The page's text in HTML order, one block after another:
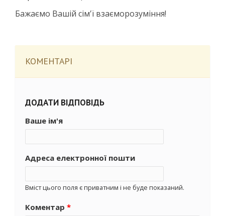
Бажаємо Вашій сім'ї взаєморозуміння!
КОМЕНТАРІ
ДОДАТИ ВІДПОВІДЬ
Ваше ім'я
Адреса електронної пошти
Вміст цього поля є приватним і не буде показаний.
Коментар *